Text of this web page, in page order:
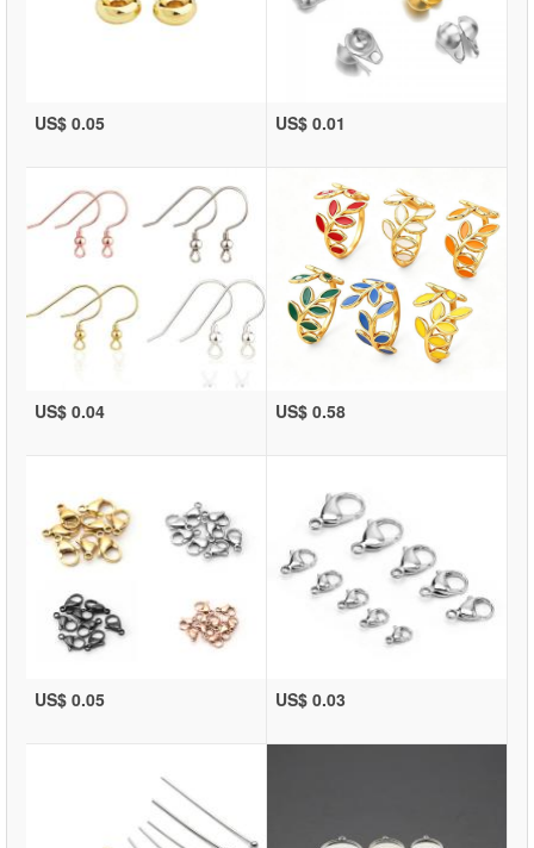
US$ 0.05 US$ 0.01
US$ 0.04 US$ 0.58
US$ 0.05 US$ 0.03